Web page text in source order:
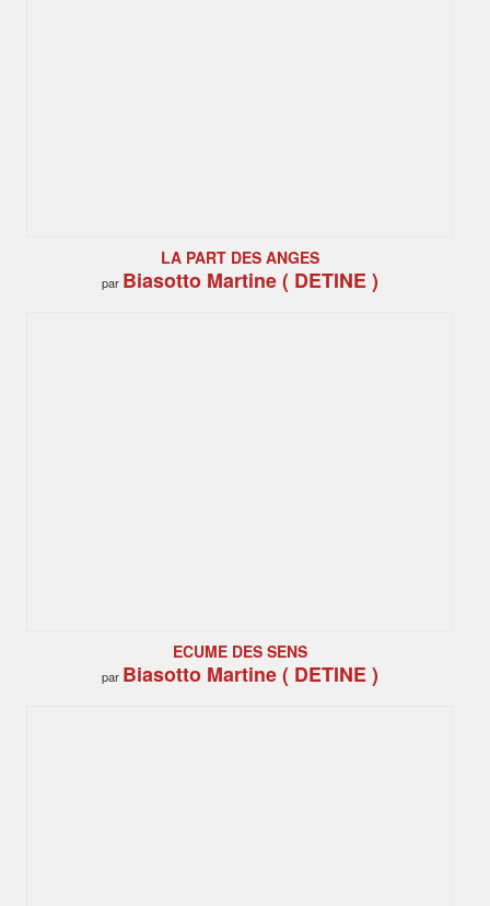
LA PART DES ANGES
par Biasotto Martine ( DETINE )
ECUME DES SENS
par Biasotto Martine ( DETINE )